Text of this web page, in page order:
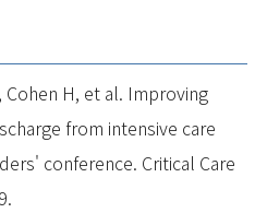
Cohen H, et al. Improving
from intensive care
conference. Critical Care